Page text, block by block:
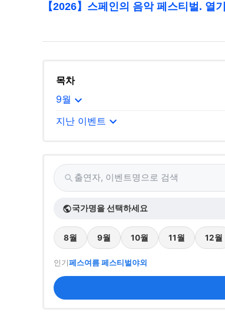
【2026】스페인의 음악 페스티벌. 열
목차
9월 expand_more
지난 이벤트 expand_more
search 출연자, 이벤트명으로 검색
public국가명을 선택하세요
8월 9월 10월 11월 12월
인기페스여름 페스티벌야외